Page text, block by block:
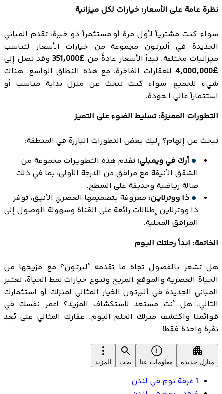
نظرة عامة على الأسعار: خيارات لكل ميزانية
سواء كنت مشترياً لأول مرة أو مستثمراً ذو خبرة، تقدم المباني
الجديدة في ألبرتـون مجموعة من خيارات الأسعار لتناسب
ميزانيات مختلفة. تبدأ الأسعار عادةً من £351,000
وقد تصل إلى
£4,000,000
للعقارات الفاخرة. مع هذه النطاق الواسع، هناك
شيء للجميع، سواء كنت تبحث عن منزل بداية مناسب أو
استثماراً عالي الجودة.
التطورات المميزة: تسليط الضوء على التميز
تبحث عن إلهام؟ إليك بعض التطورات البارزة في المنطقة:
أرك في ويمبلي: تقدم هذه التطويرات مجموعة من
الشقق الأنيقة مع مرافق من الدرجة الأولى، بما في ذلك
صالة رياضية وحديقة على السطح.
ذا ووترلاين: معروفة بتصميمها العصري الأنيق، توفر
ذا ووترلاين إطلالات رائعة على القناة وسهولة الوصول إلى
المرافق المحلية.
الخاتمة: ابدأ رحلتك اليوم
هل تشعر بالفضول تجاه ما تقدمه ألبرتـون؟ مع مزيجها من
الحياة العصرية والموقع المريح وتنوع خيارات نمط الحياة، تعتبر
المباني الجديدة في ألبرتـون الخيار المثالي لمنزلك أو استثمارك
التالي. هل أنت مستعد لاستكشاف المزيد؟ اغمر نفسك في
قوائمنا واكتشف منزلك الحلم اليوم. عقارك المثالي على بُعد
نقرة واحدة فقط!
منازل جديدة معلومات عنا بحث المزيد
1 غرفة نوم في لندن